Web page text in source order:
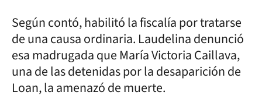
Según contó, habilitó la fiscalía por tratarse
de una causa ordinaria. Laudelina denunció
esa madrugada que María Victoria Caillava,
una de las detenidas por la desaparición de
Loan, la amenazó de muerte.